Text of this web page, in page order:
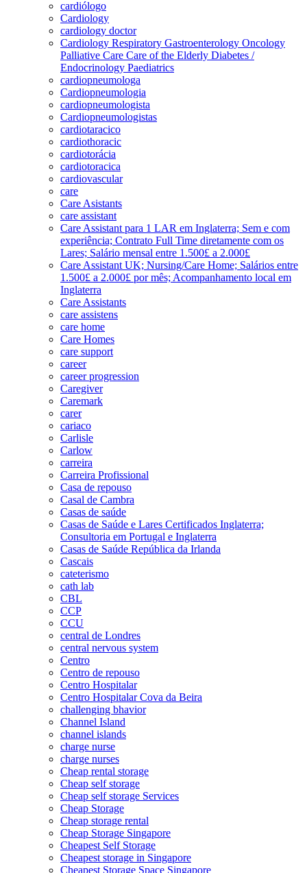
cardiólogo
Cardiology
cardiology doctor
Cardiology Respiratory Gastroenterology Oncology
Palliative Care Care of the Elderly Diabetes /
Endocrinology Paediatrics
cardiopneumologa
Cardiopneumologia
cardiopneumologista
Cardiopneumologistas
cardiotaracico
cardiothoracic
cardiotorácia
cardiotoracica
cardiovascular
care
Care Asistants
care assistant
Care Assistant para 1 LAR em Inglaterra; Sem e com
experiência; Contrato Full Time diretamente com os
Lares; Salário mensal entre 1.500£ a 2.000£
Care Assistant UK; Nursing/Care Home; Salários entre
1.500£ a 2.000£ por mês; Acompanhamento local em
Inglaterra
Care Assistants
care assistens
care home
Care Homes
care support
career
career progression
Caregiver
Caremark
carer
cariaco
Carlisle
Carlow
carreira
Carreira Profissional
Casa de repouso
Casal de Cambra
Casas de saúde
Casas de Saúde e Lares Certificados Inglaterra;
Consultoria em Portugal e Inglaterra
Casas de Saúde República da Irlanda
Cascais
cateterismo
cath lab
CBL
CCP
CCU
central de Londres
central nervous system
Centro
Centro de repouso
Centro Hospitalar
Centro Hospitalar Cova da Beira
challenging bhavior
Channel Island
channel islands
charge nurse
charge nurses
Cheap rental storage
Cheap self storage
Cheap self storage Services
Cheap Storage
Cheap storage rental
Cheap Storage Singapore
Cheapest Self Storage
Cheapest storage in Singapore
Cheapest Storage Space Singapore